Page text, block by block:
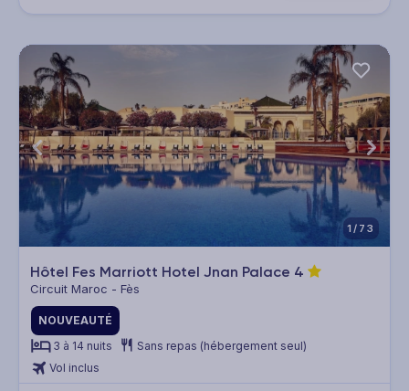
1/73
Hôtel Fes Marriott Hotel Jnan Palace 4
Circuit Maroc - Fès
NOUVEAUTÉ
3 à 14 nuits
Sans repas (hébergement seul)
Vol inclus